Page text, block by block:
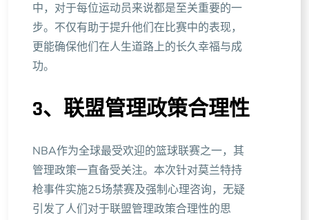
中，对于每位运动员来说都是至关重要的一
步。不仅有助于提升他们在比赛中的表现，
更能确保他们在人生道路上的长久幸福与成
功。
3、联盟管理政策合理性
NBA作为全球最受欢迎的篮球联赛之一，其
管理政策一直备受关注。本次针对莫兰特持
枪事件实施25场禁赛及强制心理咨询，无疑
引发了人们对于联盟管理政策合理性的思